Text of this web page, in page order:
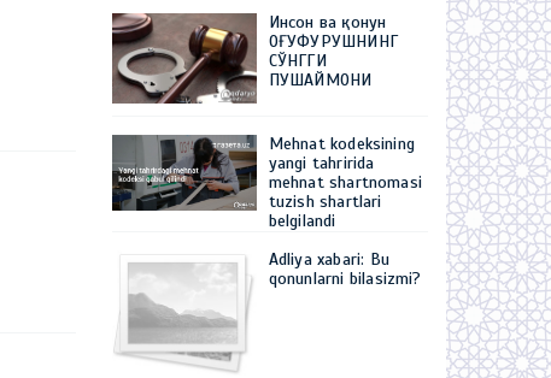
Инсон ва қонун
ОҒУФУРУШНИНГ
СЎНГГИ
ПУШАЙМОНИ
Mehnat kodeksining
yangi tahririda
mehnat shartnomasi
tuzish shartlari
belgilandi
Adliya xabari: Bu
qonunlarni bilasizmi?